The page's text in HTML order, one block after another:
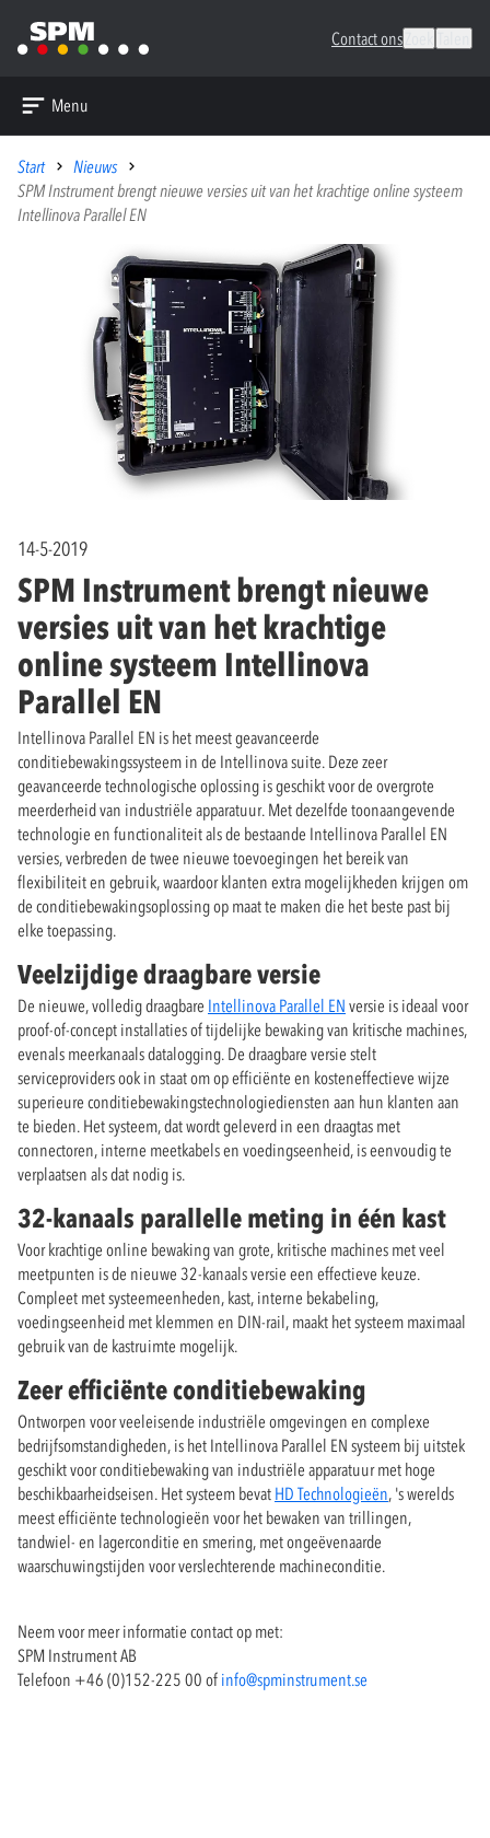
Contact ons
Menu
Start
Nieuws
SPM Instrument brengt nieuwe versies uit van het krachtige online systeem
Intellinova Parallel EN
14-5-2019
SPM Instrument brengt nieuwe
versies uit van het krachtige
online systeem Intellinova
Parallel EN
Intellinova Parallel EN is het meest geavanceerde
conditiebewakingssysteem in de Intellinova suite. Deze zeer
geavanceerde technologische oplossing is geschikt voor de overgrote
meerderheid van industriële apparatuur. Met dezelfde toonaangevende
technologie en functionaliteit als de bestaande Intellinova Parallel EN
versies, verbreden de twee nieuwe toevoegingen het bereik van
flexibiliteit en gebruik, waardoor klanten extra mogelijkheden krijgen om
de conditiebewakingsoplossing op maat te maken die het beste past bij
elke toepassing.
Veelzijdige draagbare versie
De nieuwe, volledig draagbare Intellinova Parallel EN versie is ideaal voor
proof-of-concept installaties of tijdelijke bewaking van kritische machines,
evenals meerkanaals datalogging. De draagbare versie stelt
serviceproviders ook in staat om op efficiënte en kosteneffectieve wijze
superieure conditiebewakingstechnologiediensten aan hun klanten aan
te bieden. Het systeem, dat wordt geleverd in een draagtas met
connectoren, interne meetkabels en voedingseenheid, is eenvoudig te
verplaatsen als dat nodig is.
32-kanaals parallelle meting in één kast
Voor krachtige online bewaking van grote, kritische machines met veel
meetpunten is de nieuwe 32-kanaals versie een effectieve keuze.
Compleet met systeemeenheden, kast, interne bekabeling,
voedingseenheid met klemmen en DIN-rail, maakt het systeem maximaal
gebruik van de kastruimte mogelijk.
Zeer efficiënte conditiebewaking
Ontworpen voor veeleisende industriële omgevingen en complexe
bedrijfsomstandigheden, is het Intellinova Parallel EN systeem bij uitstek
geschikt voor conditiebewaking van industriële apparatuur met hoge
beschikbaarheidseisen. Het systeem bevat HD Technologieën, 's werelds
meest efficiënte technologieën voor het bewaken van trillingen,
tandwiel- en lagerconditie en smering, met ongeëvenaarde
waarschuwingstijden voor verslechterende machineconditie.
Neem voor meer informatie contact op met:
SPM Instrument AB
Telefoon +46 (0)152-225 00 of info@spminstrument.se